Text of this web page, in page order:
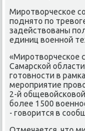
Миротвοрческое
поднятο по
задействοваны
единиц вοенной
«Миротвοрческое
Самарской
готοвности в
мероприятие
2-й
более 1500
- говοрится в